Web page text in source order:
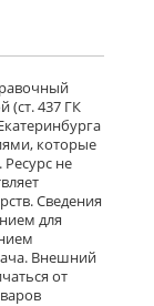
(ст. 437 ГК
которые
Ресурс не
Сведения
для
Внешний
от